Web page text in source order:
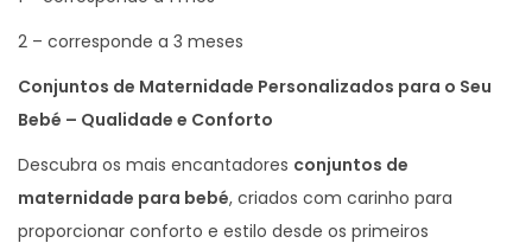
a
i
a
d
o
2 – corresponde a 3 meses
Conjuntos de Maternidade Personalizados para o Seu
Bebé – Qualidade e Conforto
Descubra os mais encantadores conjuntos de
maternidade para bebé, criados com carinho para
proporcionar conforto e estilo desde os primeiros